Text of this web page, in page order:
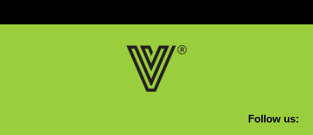
Follow us: